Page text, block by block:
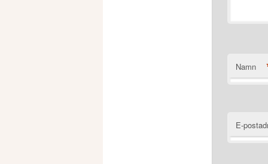
Namn
E-